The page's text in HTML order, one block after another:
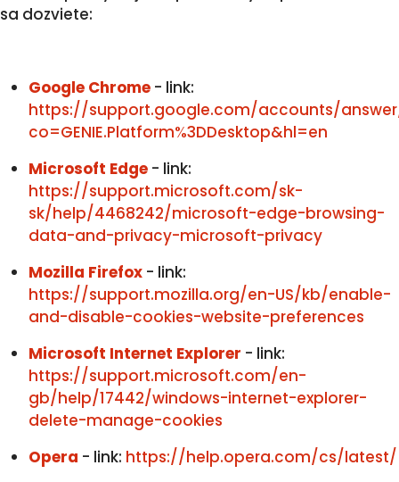
sa dozviete:
Google Chrome - link:
https://support.google.com/accounts/answer/
co=GENIE.Platform%3DDesktop&hl=en
Microsoft Edge - link:
https://support.microsoft.com/sk-
sk/help/4468242/microsoft-edge-browsing-
data-and-privacy-microsoft-privacy
Mozilla Firefox - link:
https://support.mozilla.org/en-US/kb/enable-
and-disable-cookies-website-preferences
Microsoft Internet Explorer - link:
https://support.microsoft.com/en-
gb/help/17442/windows-internet-explorer-
delete-manage-cookies
Opera - link: https://help.opera.com/cs/latest/